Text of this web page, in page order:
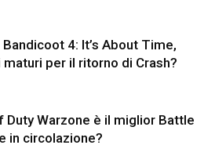
Bandicoot 4: It’s About Time,
per il ritorno di Crash?
Duty Warzone è il miglior Battle
in circolazione?